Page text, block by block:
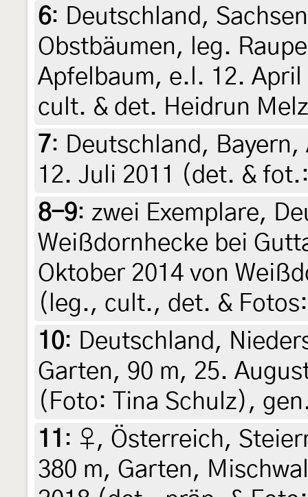
6: Deutschland,
Obstbäumen, leg.
Apfelbaum, e.l. 12.
cult. & det. Heidrun
7: Deutschland,
12. Juli 2011 (det. &
8-9: zwei Exemplare,
Weißdornhecke bei
Oktober 2014 von
(leg., cult., det. &
10: Deutschland,
Garten, 90 m, 25.
(Foto: Tina Schulz),
11 : ♀, Österreich,
380 m, Garten,